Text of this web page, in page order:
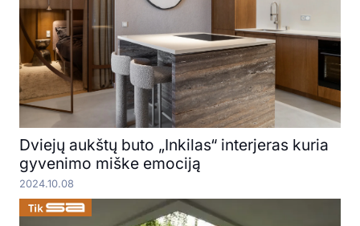
Dviejų aukštų buto „Inkilas“ interjeras kuria
gyvenimo miške emociją
2024.10.08